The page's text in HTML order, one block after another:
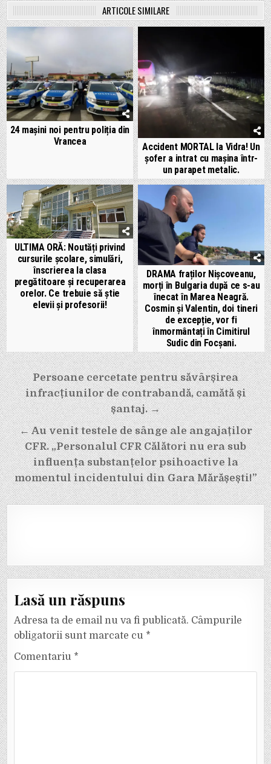
ARTICOLE SIMILARE
24 mașini noi pentru poliția din
Vrancea
Accident MORTAL la Vidra! Un
șofer a intrat cu mașina într-
un parapet metalic.
ULTIMA ORĂ: Noutăți privind
cursurile școlare, simulări,
înscrierea la clasa
pregătitoare și recuperarea
orelor. Ce trebuie să știe
elevii și profesorii!
DRAMA fraților Nișcoveanu,
morți în Bulgaria după ce s-au
înecat în Marea Neagră.
Cosmin și Valentin, doi tineri
de excepție, vor fi
înmormântați în Cimitirul
Sudic din Focșani.
Navigare
în
articole
Persoane cercetate pentru săvârșirea
infracțiunilor de contrabandă, camătă și
șantaj. →
← Au venit testele de sânge ale angajaților
CFR. „Personalul CFR Călători nu era sub
influența substanțelor psihoactive la
momentul incidentului din Gara Mărășești!”
Lasă un răspuns
Adresa ta de email nu va fi publicată. Câmpurile
obligatorii sunt marcate cu *
Comentariu *